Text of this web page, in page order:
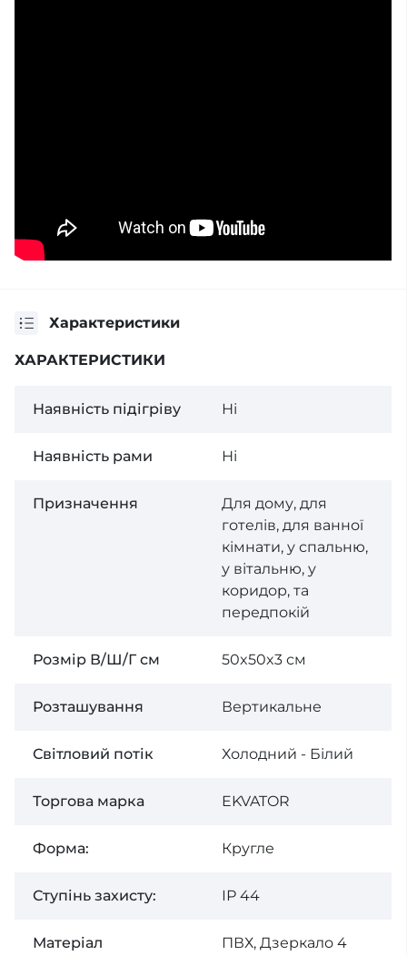
Характеристики
ХАРАКТЕРИСТИКИ
Наявність підігріву Ні
Наявність рами Ні
Призначення
Для дому, для
готелів, для ванної
кімнати, у спальню,
у вітальню, у
коридор, та
передпокій
Розмір В/Ш/Г см 50x50x3 см
Розташування Вертикальне
Світловий потік Холодний - Білий
Торгова марка EKVATOR
Форма: Кругле
Ступінь захисту: ІР 44
Матеріал
ПВХ, Дзеркало 4